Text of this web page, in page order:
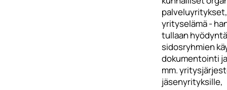
yrityselämä -
tullaan
sidosryhmien
dokumentointi
mm.
jäsenyrityksille,